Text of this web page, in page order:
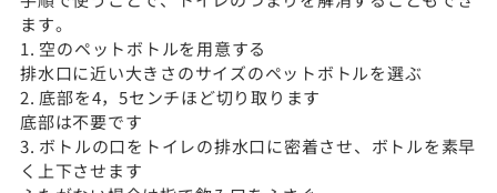
ます。
1. 空のペットボトルを用意する
排水口に近い大きさのサイズのペットボトルを選ぶ
2. 底部を4，5センチほど切り取ります
底部は不要です
3. ボトルの口をトイレの排水口に密着させ、ボトルを素早
く上下させます